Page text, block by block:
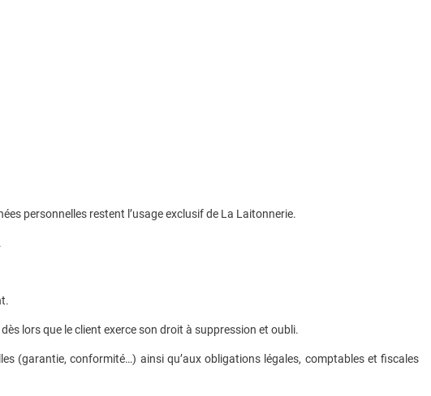
personnelles restent l’usage exclusif de La Laitonnerie.
lors que le client exerce son droit à suppression et oubli.
(garantie, conformité…) ainsi qu’aux obligations légales, comptables et fiscales